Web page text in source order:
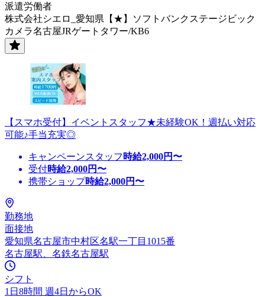
派遣労働者
株式会社シエロ_愛知県【★】ソフトバンクステージビック
カメラ名古屋JRゲートタワー/KB6
【スマホ受付】イベントスタッフ★未経験OK！週払い対応
可能♪手当充実◎
キャンペーンスタッフ 時給2,000円〜
受付時給2,000円〜
携帯ショップ時給2,000円〜
勤務地
面接地
愛知県名古屋市中村区名駅一丁目1015番
名古屋駅、名鉄名古屋駅
シフト
1日8時間 週4日からOK